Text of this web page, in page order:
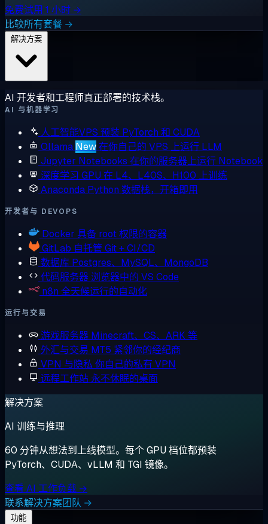
免费试用 1 小时 →
比较所有套餐 →
AI 开发者和工程师真正部署的技术栈。
AI 与机器学习
人工智能VPS 预装 PyTorch 和 CUDA
Ollama New在你自己的 VPS 上运行 LLM
Jupyter Notebooks 在你的服务器上运行 Notebook
深度学习 GPU 在 L4、L40S、H100 上训练
Anaconda Python 数据栈，开箱即用
开发者与 DEVOPS
Docker 具备 root 权限的容器
GitLab 自托管 Git + CI/CD
数据库 Postgres、MySQL、MongoDB
代码服务器 浏览器中的 VS Code
n8n 全天候运行的自动化
运行与交易
游戏服务器 Minecraft、CS、ARK 等
外汇与交易 MT5 紧邻你的经纪商
VPN 与隐私 你自己的私有 VPN
远程工作站 永不休眠的桌面
解决方案
AI 训练与推理
60 分钟从想法到上线模型。每个 GPU 档位都预装
PyTorch、CUDA、vLLM 和 TGI 镜像。
查看 AI 工作负载 →
联系解决方案团队 →